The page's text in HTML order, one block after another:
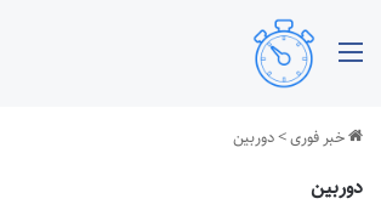
خبر فوری>دوربین
دوربین